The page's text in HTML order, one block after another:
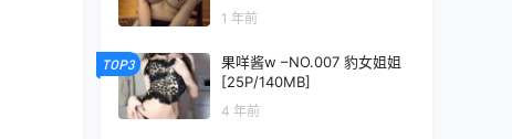
1 年前
TOP3
果咩酱w –NO.007 豹女姐姐
[25P/140MB]
4 年前